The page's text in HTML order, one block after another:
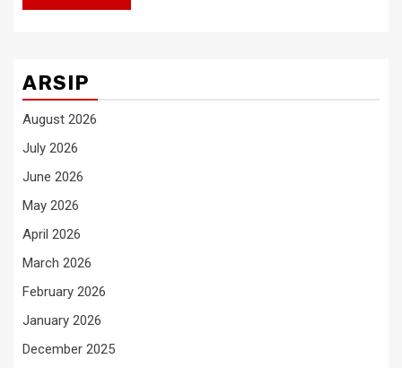
ARSIP
August 2026
July 2026
June 2026
May 2026
April 2026
March 2026
February 2026
January 2026
December 2025